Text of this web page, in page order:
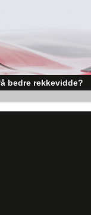
forespørsler
vi får flere slike
i år har
kroner mer
Tim
bedre rekkevidde?